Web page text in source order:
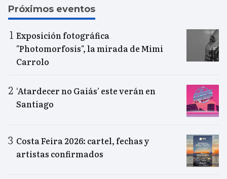
Próximos eventos
Exposición fotográfica
"Photomorfosis", la mirada de Mimi
Carrolo
‘Atardecer no Gaiás’ este verán en
Santiago
Costa Feira 2026: cartel, fechas y
artistas confirmados